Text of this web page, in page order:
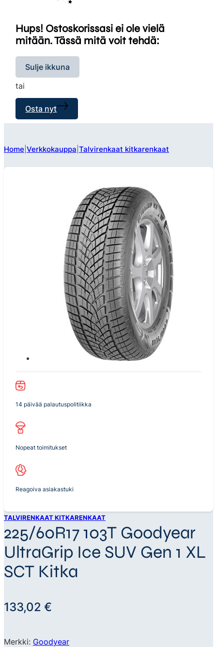
Hups! Ostoskorissasi ei ole vielä
mitään. Tässä mitä voit tehdä:
Sulje ikkuna
tai
Osta nyt
Home Verkkokauppa Talvirenkaat kitkarenkaat
14 päivää palautuspolitiikka
Nopeat toimitukset
Reagoiva asiakastuki
TALVIRENKAAT KITKARENKAAT
225/60R17 103T Goodyear
UltraGrip Ice SUV Gen 1 XL
SCT Kitka
133,02 €
Merkki: Goodyear